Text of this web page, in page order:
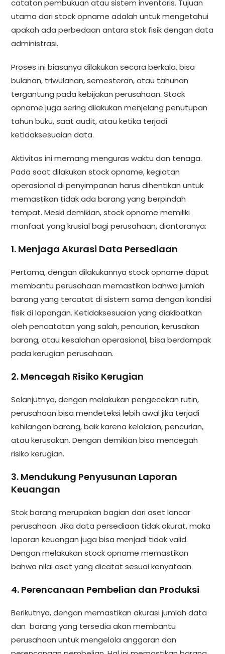
catatan pembukuan atau sistem inventaris. Tujuan
utama dari stock opname adalah untuk mengetahui
apakah ada perbedaan antara stok fisik dengan data
administrasi.
Proses ini biasanya dilakukan secara berkala, bisa
bulanan, triwulanan, semesteran, atau tahunan
tergantung pada kebijakan perusahaan. Stock
opname juga sering dilakukan menjelang penutupan
tahun buku, saat audit, atau ketika terjadi
ketidaksesuaian data.
Aktivitas ini memang menguras waktu dan tenaga.
Pada saat dilakukan stock opname, kegiatan
operasional di penyimpanan harus dihentikan untuk
memastikan tidak ada barang yang berpindah
tempat. Meski demikian, stock opname memiliki
manfaat yang krusial bagi perusahaan, diantaranya:
1. Menjaga Akurasi Data Persediaan
Pertama, dengan dilakukannya stock opname dapat
membantu perusahaan memastikan bahwa jumlah
barang yang tercatat di sistem sama dengan kondisi
fisik di lapangan. Ketidaksesuaian yang diakibatkan
oleh pencatatan yang salah, pencurian, kerusakan
barang, atau kesalahan operasional, bisa berdampak
pada kerugian perusahaan.
2. Mencegah Risiko Kerugian
Selanjutnya, dengan melakukan pengecekan rutin,
perusahaan bisa mendeteksi lebih awal jika terjadi
kehilangan barang, baik karena kelalaian, pencurian,
atau kerusakan. Dengan demikian bisa mencegah
risiko kerugian.
3. Mendukung Penyusunan Laporan
Keuangan
Stok barang merupakan bagian dari aset lancar
perusahaan. Jika data persediaan tidak akurat, maka
laporan keuangan juga bisa menjadi tidak valid.
Dengan melakukan stock opname memastikan
bahwa nilai aset yang dicatat sesuai kenyataan.
4. Perencanaan Pembelian dan Produksi
Berikutnya, dengan memastikan akurasi jumlah data
dan barang yang tersedia akan membantu
perusahaan untuk mengelola anggaran dan